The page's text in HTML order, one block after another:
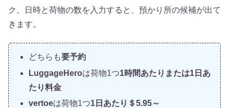
ク、日時と荷物の数を入力すると、預かり所の候補が出て
きます。
どちらも要予約
LuggageHeroは荷物1つ1時間あたりまたは1日あ
たり料金
vertoeは荷物1つ1日あたり＄5.95～